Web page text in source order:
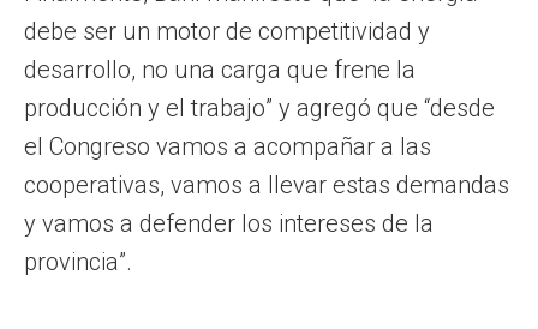
debe ser un motor de competitividad y
desarrollo, no una carga que frene la
producción y el trabajo” y agregó que “desde
el Congreso vamos a acompañar a las
cooperativas, vamos a llevar estas demandas
y vamos a defender los intereses de la
provincia”.